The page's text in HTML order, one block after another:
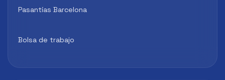
Pasantías Barcelona
Bolsa de trabajo